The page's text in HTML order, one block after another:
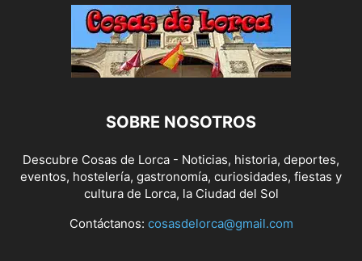
SOBRE NOSOTROS
Descubre Cosas de Lorca - Noticias, historia, deportes,
eventos, hostelería, gastronomía, curiosidades, fiestas y
cultura de Lorca, la Ciudad del Sol
Contáctanos: cosasdelorca@gmail.com